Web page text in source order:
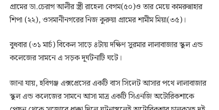
গ্রামের ডা.চেরাগ আলীর স্ত্রী রাহেলা বেগম(৫০)ও তার মেয়ে কামরুন্নাহার
শিপা (২২), ওসমানীনগরের নিজ কুরুয়া গ্রামের শামীম মিয়া(৩৫)।
বুধবার (৩১ মার্চ) বিকেল সাড়ে ৪টায় দক্ষিণ সুরমার লালাবাজার স্কুল এন্ড
কলেজের সামনে এ সড়ক দূর্ঘটনাটি ঘটে।
জানা যায়, হবিগঞ্জ এক্সপ্রেসের একটি বাস সিলেট আসার পথে লালাবাজার
স্কুল এন্ড কলেজের সামনে আসা মাত্র একটি সিএনজি অটোরিকশাকে